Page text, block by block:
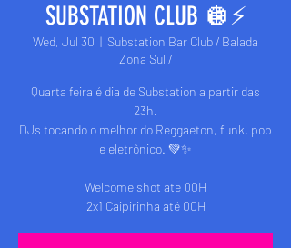
SUBSTATION CLUB 🪩⚡️
Wed, Jul 30
  |
Substation Bar Club / Balada
Zona Sul /
Quarta feira é dia de Substation a partir das
23h.
DJs tocando o melhor do Reggaeton, funk, pop
e eletrônico. 💚✨
Welcome shot ate 00H
2x1 Caipirinha até 00H